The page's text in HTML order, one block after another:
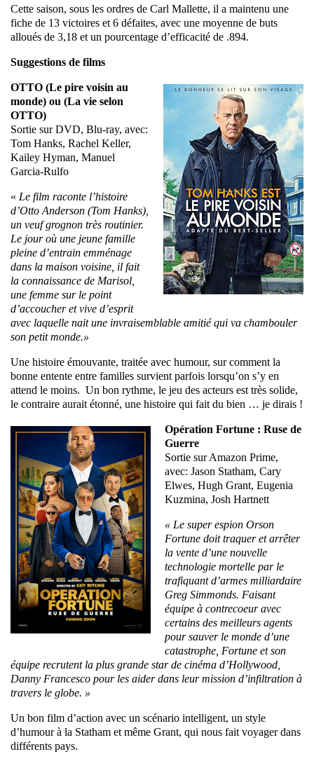
Cette saison, sous les ordres de Carl Mallette, il a maintenu une
fiche de 13 victoires et 6 défaites, avec une moyenne de buts
alloués de 3,18 et un pourcentage d’efficacité de .894.
Suggestions de films
OTTO (Le pire voisin au
monde) ou (La vie selon
OTTO)
Sortie sur DVD, Blu-ray, avec:
Tom Hanks, Rachel Keller,
Kailey Hyman, Manuel
Garcia-Rulfo
« Le film raconte l’histoire
d’Otto Anderson (Tom Hanks),
un veuf grognon très routinier.
Le jour où une jeune famille
pleine d’entrain emménage
dans la maison voisine, il fait
la connaissance de Marisol,
une femme sur le point
d’accoucher et vive d’esprit
avec laquelle nait une invraisemblable amitié qui va chambouler
son petit monde.»
Une histoire émouvante, traitée avec humour, sur comment la
bonne entente entre familles survient parfois lorsqu’on s’y en
attend le moins. Un bon rythme, le jeu des acteurs est très solide,
le contraire aurait étonné, une histoire qui fait du bien … je dirais !
Opération Fortune : Ruse de
Guerre
Sortie sur Amazon Prime,
avec: Jason Statham, Cary
Elwes, Hugh Grant, Eugenia
Kuzmina, Josh Hartnett
« Le super espion Orson
Fortune doit traquer et arrêter
la vente d’une nouvelle
technologie mortelle par le
trafiquant d’armes milliardaire
Greg Simmonds. Faisant
équipe à contrecoeur avec
certains des meilleurs agents
pour sauver le monde d’une
catastrophe, Fortune et son
équipe recrutent la plus grande star de cinéma d’Hollywood,
Danny Francesco pour les aider dans leur mission d’infiltration à
travers le globe. »
Un bon film d’action avec un scénario intelligent, un style
d’humour à la Statham et même Grant, qui nous fait voyager dans
différents pays.